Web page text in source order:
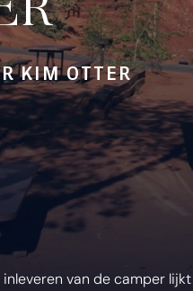
KIM OTTER
inleveren van de camper